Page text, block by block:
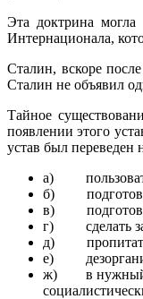
Эта доктрина
Интернационала,
Сталин, вскоре
Сталин не объявил
Тайное
появлении этого
устав был
а)
б)
в)
г) сделать
д) пропитать
е)
ж) в нужный